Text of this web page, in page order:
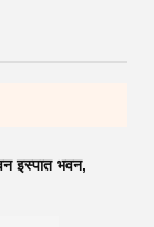
इस्पात भवन,